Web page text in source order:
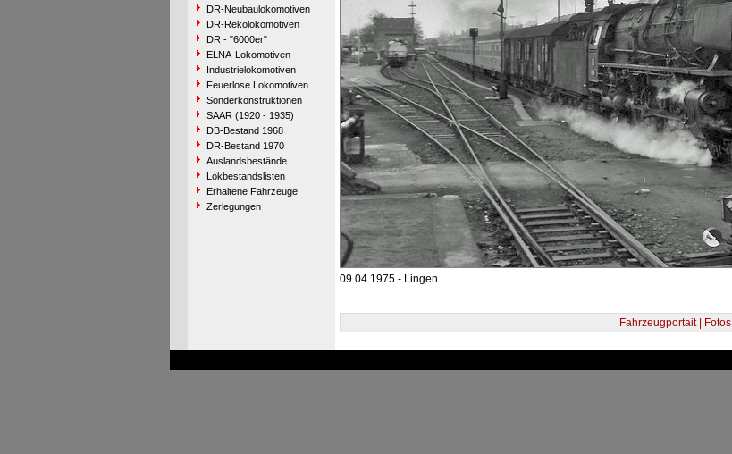
DR-Neubaulokomotiven
DR-Rekolokomotiven
DR - "6000er"
ELNA-Lokomotiven
Industrielokomotiven
Feuerlose Lokomotiven
Sonderkonstruktionen
SAAR (1920 - 1935)
DB-Bestand 1968
DR-Bestand 1970
Auslandsbestände
Lokbestandslisten
Erhaltene Fahrzeuge
Zerlegungen
09.04.1975 - Lingen
Fahrzeugportait | Fotos